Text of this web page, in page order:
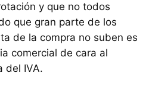
y que no todos
que gran parte de los
de la compra no suben es
comercial de cara al
del IVA.